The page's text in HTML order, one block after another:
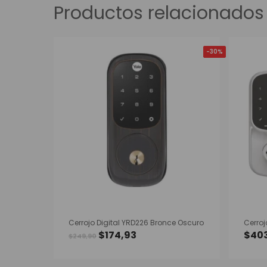
Productos relacionados
Cerrojo Digital YRD226 Bronce Oscuro
$249,90 El
precio
$174,93
-20%
-30%
$